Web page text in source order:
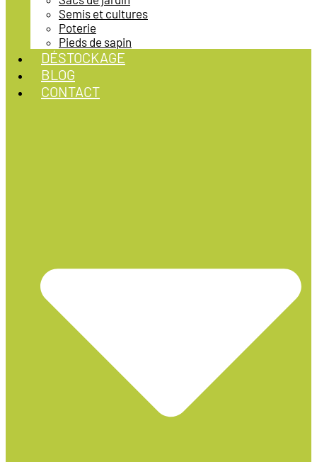
Semis et cultures
Poterie
Pieds de sapin
DÉSTOCKAGE
BLOG
CONTACT